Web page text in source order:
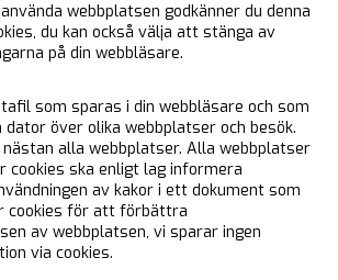
webbplatsen godkänner du denna
du kan också välja att stänga av
på din webbläsare.
som sparas i din webbläsare och som
dator över olika webbplatser och besök.
nästan alla webbplatser. Alla webbplatser
cookies ska enligt lag informera
av kakor i ett dokument som
cookies för att förbättra
av webbplatsen, vi sparar ingen
via cookies.